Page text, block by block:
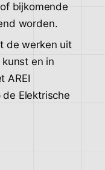
bijkomende
worden.
de werken uit
en in
AREI
Elektrische